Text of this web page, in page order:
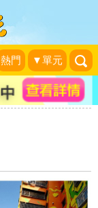
熱門 ▼單元
，整座城
里彩繪社